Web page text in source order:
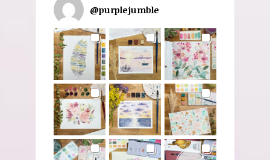
@purplejumble